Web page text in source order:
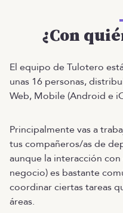
¿Con
El equipo de Tulotero
unas 16 personas,
Web, Mobile (Android e
Principalmente vas a
tus compañeros/as de
aunque la interacción
negocio) es bastante
coordinar ciertas tareas
áreas.